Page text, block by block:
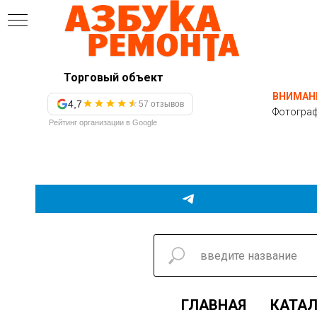
Торговый объект
4,7 57 отзывов
Рейтинг организации в Google
ГЛАВНАЯ